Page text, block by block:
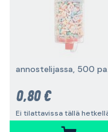
0,80 €
Ei tilattavissa tällä